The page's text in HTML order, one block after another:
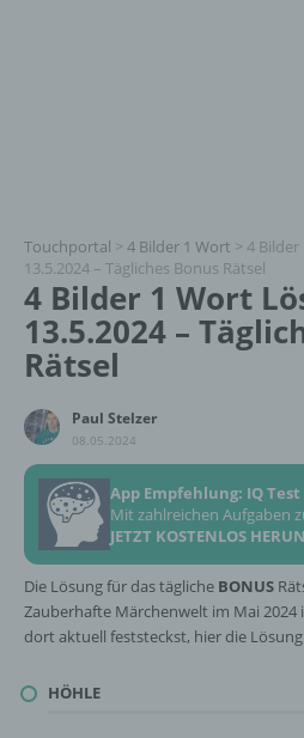
Touchportal > 4 Bilder 1 Wort > 4
13.5.2024 – Tägliches Bonus Rätsel
4 Bilder 1 Wort
13.5.2024 –
Rätsel
Paul Stelzer
08.05.2024
App Empfehlung: IQ Test
Mit zahlreichen Aufgaben
JETZT KOSTENLOS
Die Lösung für das tägliche BONUS
Zauberhafte Märchenwelt im Mai 2024
dort aktuell feststeckst, hier die
HÖHLE